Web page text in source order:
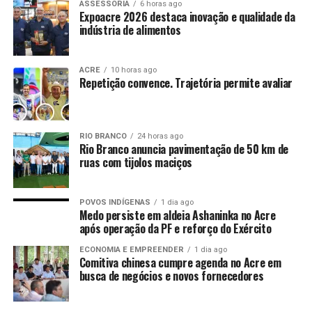
ASSESSORIA 6 horas ago
Expoacre 2026 destaca inovação e qualidade da
indústria de alimentos
ACRE 10 horas ago
Repetição convence. Trajetória permite avaliar
RIO BRANCO 24 horas ago
Rio Branco anuncia pavimentação de 50 km de
ruas com tijolos maciços
POVOS INDÍGENAS 1 dia ago
Medo persiste em aldeia Ashaninka no Acre
após operação da PF e reforço do Exército
ECONOMIA E EMPREENDER 1 dia ago
Comitiva chinesa cumpre agenda no Acre em
busca de negócios e novos fornecedores